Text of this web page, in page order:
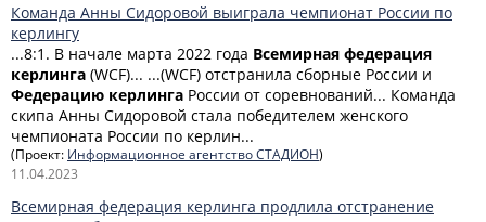
Команда Анны Сидоровой выиграла чемпионат России по
керлингу
...8:1. В начале марта 2022 года Всемирная федерация
керлинга (WCF)... ...(WCF) отстранила сборные России и
Федерацию керлинга России от соревнований... Команда
скипа Анны Сидоровой стала победителем женского
чемпионата России по керлин...
(Проект: Информационное агентство СТАДИОН)
11.04.2023
Всемирная федерация керлинга продлила отстранение